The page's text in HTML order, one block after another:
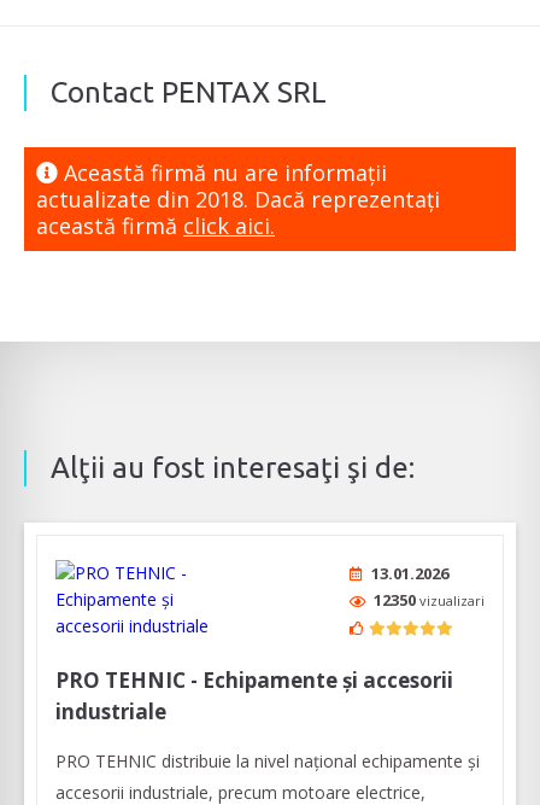
Contact PENTAX SRL
Această firmă nu are informaţii
actualizate din 2018. Dacă reprezentaţi
această firmă click aici.
Alţii au fost interesaţi şi de:
13.01.2026
12350 vizualizari
PRO TEHNIC - Echipamente și accesorii
industriale
PRO TEHNIC distribuie la nivel național echipamente și
accesorii industriale, precum motoare electrice,